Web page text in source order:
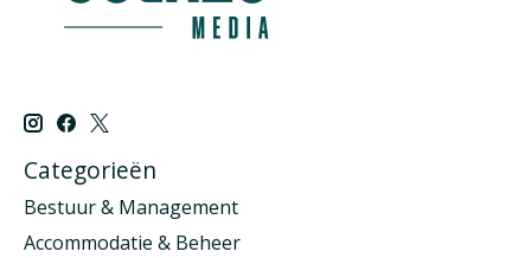
Categorieën
Bestuur & Management
Accommodatie & Beheer